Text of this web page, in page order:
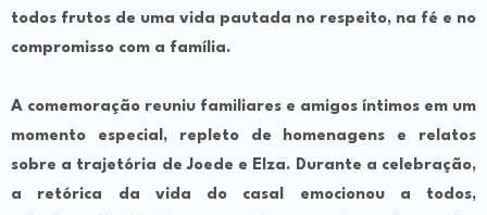
todos frutos de uma vida pautada no respeito, na fé e no
compromisso com a família.
A comemoração reuniu familiares e amigos íntimos em um
momento especial, repleto de homenagens e relatos
sobre a trajetória de Joede e Elza. Durante a celebração,
a retórica da vida do casal emocionou a todos,